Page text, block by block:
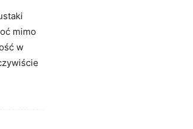
mimo
w